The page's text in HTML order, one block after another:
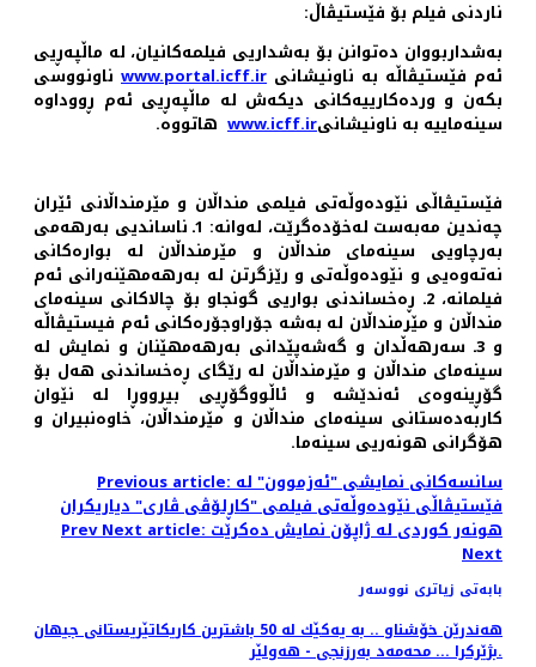
ناردنی فیلم بۆ فێستیڤاڵ:
بەشداربووان دەتوانن بۆ بەشداریی فیلمەکانیان، لە ماڵپەڕیی
ئەم فێستیڤاڵە بە ناونیشانی www.portal.icff.ir ناونووسی
بکەن و وردەکارییەکانی دیکەش لە ماڵپەڕیی ئەم ڕووداوە
سینەماییە بە ناونیشانیwww.icff.ir هاتووە.
فێستیڤاڵی نێودەوڵەتی فیلمی منداڵان و مێرمنداڵانی ئێران
چەندین مەبەست لەخۆدەگرێت، لەوانە: 1ـ ناساندیی بەرهەمی
بەرچاویی سینەمای منداڵان و مێرمنداڵان لە بوارەکانی
نەتەوەیی و نێودەوڵەتی و رێزگرتن لە بەرهەمهێنەرانی ئەم
فیلمانە، 2ـ ڕەخساندنی بواریی گونجاو بۆ چالاکانی سینەمای
منداڵان و مێرمنداڵان لە بەشە جۆراوجۆرەکانی ئەم فیستیڤاڵە
و 3ـ سەرهەڵدان و گەشەپێدانی بەرهەمهێنان و نمایش لە
سینەمای منداڵان و مێرمنداڵان لە رێگای ڕەخساندنی هەل بۆ
گۆڕینەوەی ئەندێشە و ئاڵووگۆڕیی بیرووڕا لە نێوان
کاربەدەستانی سینەمای منداڵان و مێرمنداڵان، خاوەنبیران و
هۆگرانی هونەریی سینەما.
Previous article: سانسه‌کانی نمایشی "ئەزموون" لە
فێستیڤاڵی نێوده‌وڵه‌تی فیلمی "کاڕلۆڤی ڤاری" دیاریکران
Prev
Next article: هونەر کوردی لە ژاپۆن نمایش دەکرێت
Next
بابەتی زیاتری نووسەر
هه‌ندرێن خۆشناو .. به‌ یه‌كێك له‌ 50 باشترین كاریكاتێریستانی جیهان
بژێركرا ... محه‌مه‌د به‌رزنجی - هه‌ولێر.